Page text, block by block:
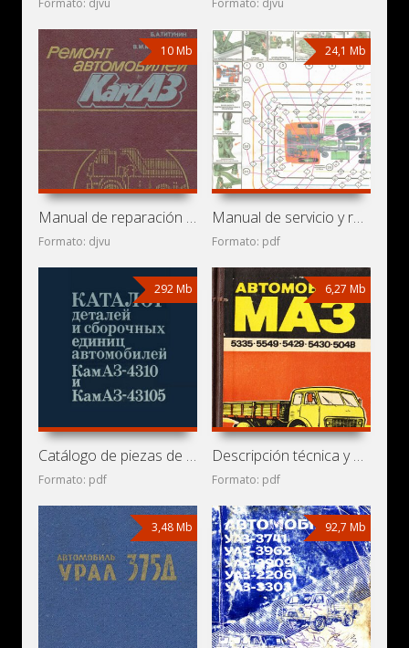
Formato: djvu Formato: djvu
10 Mb
Manual de reparación de camiones KamAZ-5315, 5320, 53202,
Formato: djvu
24,1 Mb
Manual de servicio y reparación de camiones KamAZ-5320,
Formato: pdf
292 Mb
Catálogo de piezas de repuesto de camiones KamAZ-4310,
Formato: pdf
6,27 Mb
Descripción técnica y manual de instrucciones de camiones
Formato: pdf
3,48 Mb 92,7 Mb